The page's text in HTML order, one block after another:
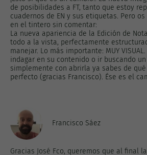
de posibilidades a FT, tanto que estoy
cuadernos de EN y sus etiquetas. Pero
en el tintero sin comentar:
La nueva apariencia de la Edición de
todo a la vista, perfectamente
manejar. Lo más importante: MUY
indagar en su contenido o ir buscando
simplemente con abrirla ya sabes de
perfecto (gracias Francisco). Ése es el
Francisco Sáez
Gracias José Fco, queremos que al final